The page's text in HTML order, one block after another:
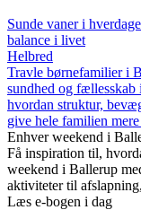
Sunde vaner i
balance i livet
Helbred
Travle børnefamilier i
sundhed og fællesskab
hvordan struktur,
give hele familien
Enhver weekend i
Få inspiration til,
weekend i Ballerup
aktiviteter til
Læs e-bogen i dag